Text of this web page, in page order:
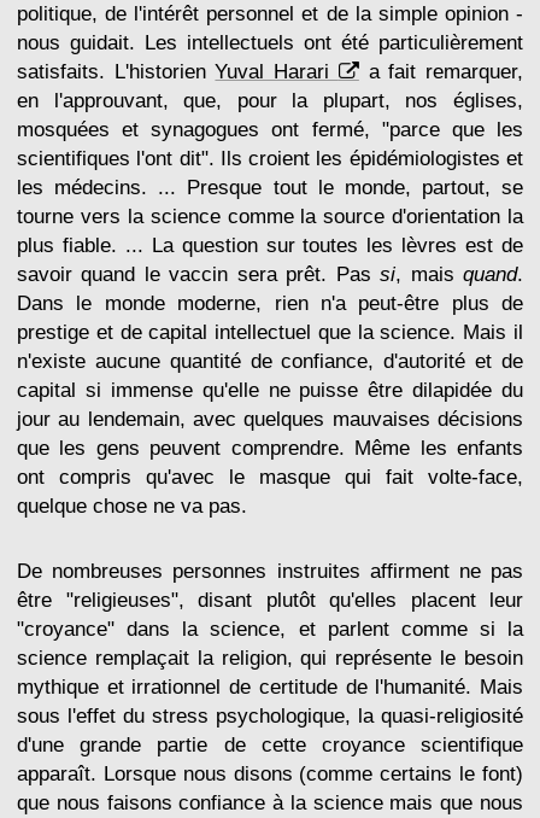
politique, de l'intérêt personnel et de la simple opinion -
nous guidait. Les intellectuels ont été particulièrement
satisfaits. L'historienYuval Harari
a fait remarquer,
en l'approuvant, que, pour la plupart, nos églises,
mosquées et synagogues ont fermé, "parce que les
scientifiques l'ont dit". Ils croient les épidémiologistes et
les médecins. ... Presque tout le monde, partout, se
tourne vers la science comme la source d'orientation la
plus fiable. ... La question sur toutes les lèvres est de
savoir quand le vaccin sera prêt. Passi, maisquand.
Dans le monde moderne, rien n'a peut-être plus de
prestige et de capital intellectuel que la science. Mais il
n'existe aucune quantité de confiance, d'autorité et de
capital si immense qu'elle ne puisse être dilapidée du
jour au lendemain, avec quelques mauvaises décisions
que les gens peuvent comprendre. Même les enfants
ont compris qu'avec le masque qui fait volte-face,
quelque chose ne va pas.
De nombreuses personnes instruites affirment ne pas
être "religieuses", disant plutôt qu'elles placent leur
"croyance" dans la science, et parlent comme si la
science remplaçait la religion, qui représente le besoin
mythique et irrationnel de certitude de l'humanité. Mais
sous l'effet du stress psychologique, la quasi-religiosité
d'une grande partie de cette croyance scientifique
apparaît. Lorsque nous disons (comme certains le font)
que nous faisons confiance à la science mais que nous